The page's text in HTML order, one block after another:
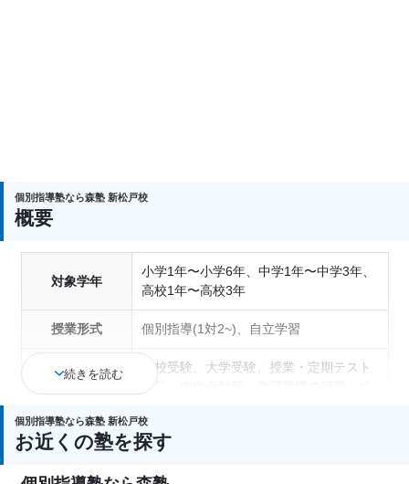
個別指導塾なら森塾 新松戸校
概要
対象学年
小学1年〜小学6年、中学1年〜中学3年、
高校1年〜高校3年
授業形式 個別指導(1対2~)、自立学習
高校受験、大学受験、授業・定期テスト
校別特化対策、英検(英語検定)対策
塾の特徴
続きを読む
個別指導塾なら森塾 新松戸校
お近くの塾を探す